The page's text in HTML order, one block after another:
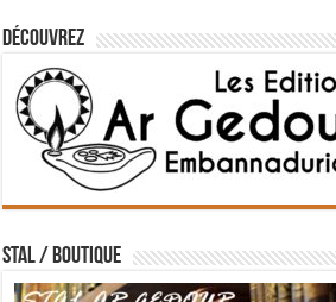
Découvrez
STAL / BOUTIQUE